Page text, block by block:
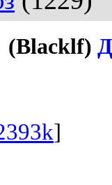
(Blacklf)
]